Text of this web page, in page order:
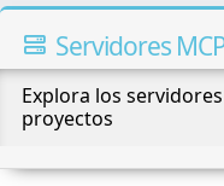
Servidores
Explora los
proyectos